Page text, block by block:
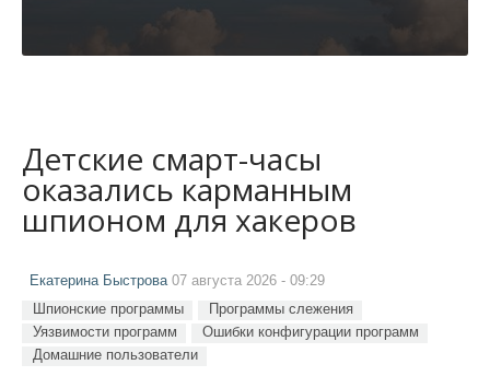
Детские смарт-часы
оказались карманным
шпионом для хакеров
Екатерина Быстрова07 августа 2026 - 09:29
Шпионские программы
Программы слежения
Уязвимости программ
Ошибки конфигурации программ
Домашние пользователи